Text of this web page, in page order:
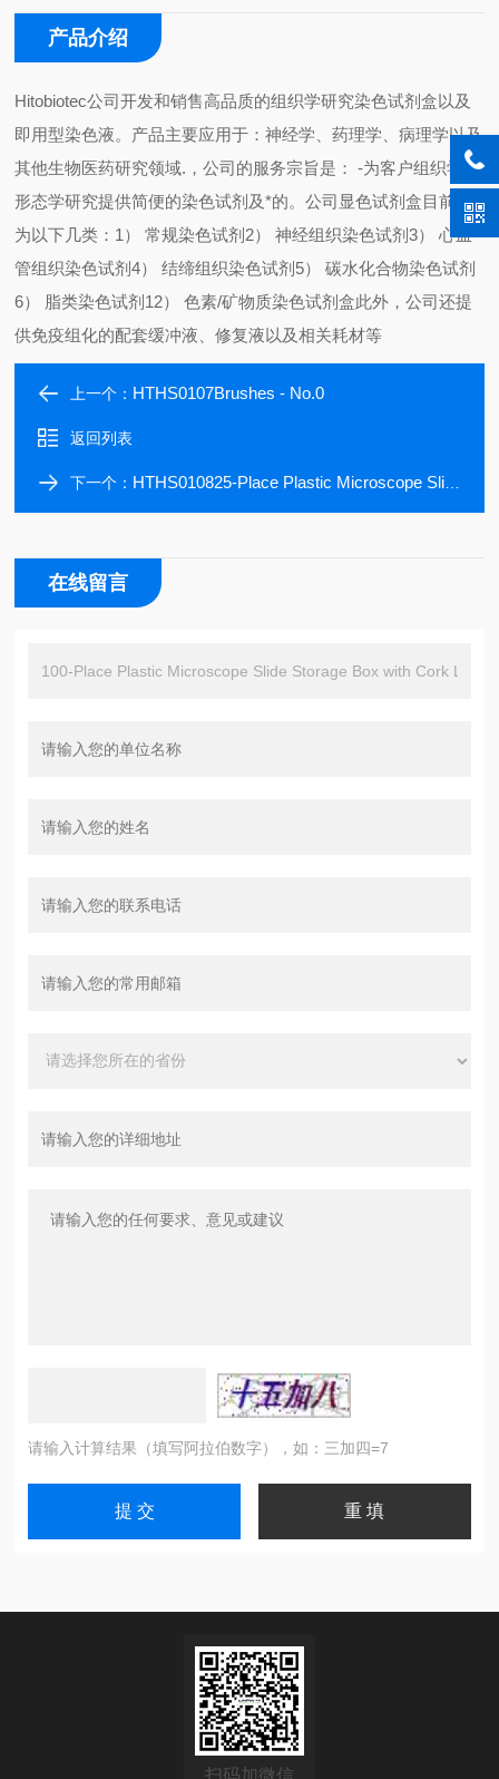
产品介绍
Hitobiotec公司开发和销售高品质的组织学研究染色试剂盒以及
即用型染色液。产品主要应用于：神经学、药理学、病理学以及
其他生物医药研究领域.，公司的服务宗旨是： -为客户组织学及
形态学研究提供简便的染色试剂及*的。公司显色试剂盒目前分
为以下几类：1） 常规染色试剂2） 神经组织染色试剂3） 心血
管组织染色试剂4） 结缔组织染色试剂5） 碳水化合物染色试剂
6） 脂类染色试剂12） 色素/矿物质染色试剂盒此外，公司还提
供免疫组化的配套缓冲液、修复液以及相关耗材等
上一个： HTHS0107Brushes - No.0
返回列表
下一个： HTHS010825-Place Plastic Microscope Slide Storage Box
在线留言
请输入计算结果（填写阿拉伯数字），如：三加四=7
扫码加微信